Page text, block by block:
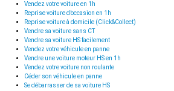
Vendez votre voiture en 1h
Reprise voiture d’occasion en 1h
Reprise voiture à domicile (Click&Collect)
Vendre sa voiture sans CT
Vendre sa voiture HS facilement
Vendez votre véhicule en panne
Vendre une voiture moteur HS en 1h
Vendez votre voiture non roulante
Céder son véhicule en panne
Se débarrasser de sa voiture HS